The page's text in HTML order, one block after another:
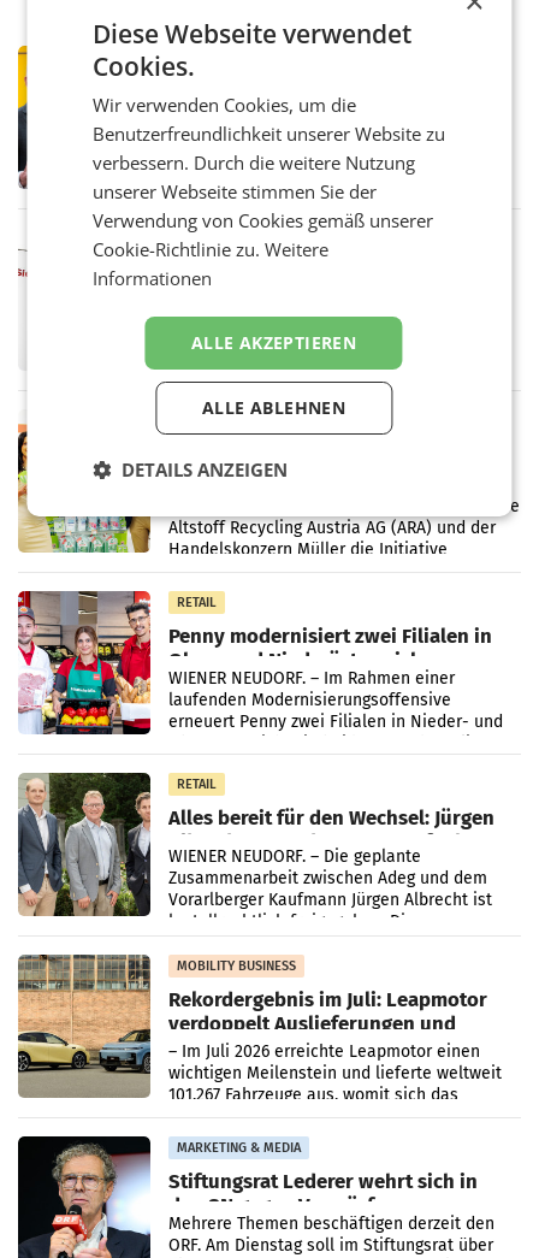
ersten Halbjahr trotz schwachem
Briefgeschäft
WIEN Die Österreichische Post AG hat im
ersten Halbjahr 2026 einen Konzernumsatz
von 1.544,0 Mio. EUR erwirtschaftet, was
Vergleichszeitraum
MARKETING & MEDIA
ProSiebenSat.1 spart und macht
UNTERFÖHRING/MAILAND/AMSTERDAM. Der
Fernsehkonzern ProSiebenSat.1 hat im
Frühjahr dank Kostensenkungen operativ
wieder Gewinn gemacht und die
Markterwartung deutlich übertroffen.
Müller informieren am POS über
Über den gesamten August hinweg rücken die
Altstoff Recycling Austria AG (ARA) und der
Handelskonzern Müller die Initiative
„Kreislauf-Helden“ in allen österreichischen
Müller-Filialen
RETAIL
Penny modernisiert zwei Filialen in
Ober- und Niederösterreich
WIENER NEUDORF. – Im Rahmen einer
laufenden Modernisierungsoffensive
erneuert Penny zwei Filialen in Nieder- und
RETAIL
Alles bereit für den Wechsel: Jürgen
Albrecht setzt ab 1.1.2027 auf Adeg
WIENER NEUDORF. – Die geplante
Zusammenarbeit zwischen Adeg und dem
Vorarlberger Kaufmann Jürgen Albrecht ist
kartellrechtlich freigegeben: Die
Bundeswettbewerbsbehörde und der
Bundeskartellanwalt
MOBILITY BUSINESS
Rekordergebnis im Juli: Leapmotor
verdoppelt Auslieferungen und
überschreitet die 100.000er-Marke
– Im Juli 2026 erreichte Leapmotor einen
wichtigen Meilenstein und lieferte weltweit
101.267 Fahrzeuge aus, womit sich das
Ergebnis gegenüber Juli 2025 mehr als
verdoppelte (+102
MARKETING & MEDIA
Stiftungsrat Lederer wehrt sich in
den SN gegen Vorwürfe
Mehrere Themen beschäftigen derzeit den
ORF. Am Dienstag soll im Stiftungsrat über
Diese Webseite verwendet
Cookies.
Wir verwenden Cookies, um die
Benutzerfreundlichkeit unserer Website zu
verbessern. Durch die weitere Nutzung
unserer Webseite stimmen Sie der
Verwendung von Cookies gemäß unserer
Cookie-Richtlinie zu.Weitere
Informationen
ALLE AKZEPTIEREN
ALLE ABLEHNEN
DETAILS ANZEIGEN